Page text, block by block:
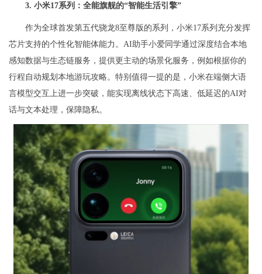
3. 小米17系列：全能旗舰的“智能生活引擎”
作为全球首发第五代骁龙8至尊版的系列，小米17系列充分发挥
芯片支持的个性化智能体能力。AI助手小爱同学通过深度结合本地
感知数据与生态链服务，提供更主动的场景化服务，例如根据你的
行程自动规划本地游玩攻略。特别值得一提的是，小米在端侧大语
言模型交互上进一步突破，能实现离线状态下高速、低延迟的AI对
话与文本处理，保障隐私。